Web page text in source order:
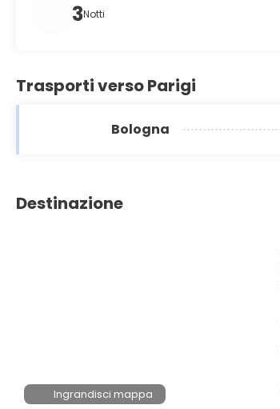
3Notti
Trasporti verso Parigi
Bologna
Destinazione
Ingrandisci mappa